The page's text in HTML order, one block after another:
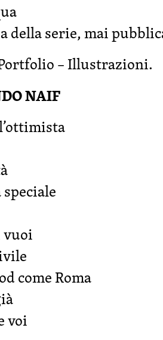
della serie, mai
– Illustrazioni.
NAIF
speciale
vuoi
come Roma
voi